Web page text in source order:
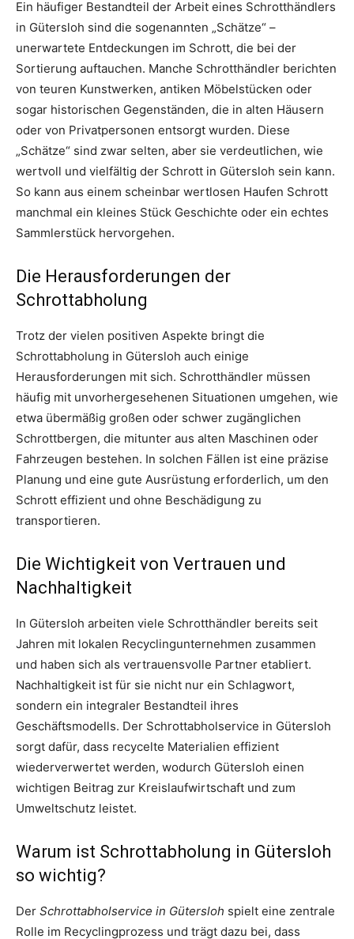
Ein häufiger Bestandteil der Arbeit eines Schrotthändlers
in Gütersloh sind die sogenannten „Schätze“ –
unerwartete Entdeckungen im Schrott, die bei der
Sortierung auftauchen. Manche Schrotthändler berichten
von teuren Kunstwerken, antiken Möbelstücken oder
sogar historischen Gegenständen, die in alten Häusern
oder von Privatpersonen entsorgt wurden. Diese
„Schätze“ sind zwar selten, aber sie verdeutlichen, wie
wertvoll und vielfältig der Schrott in Gütersloh sein kann.
So kann aus einem scheinbar wertlosen Haufen Schrott
manchmal ein kleines Stück Geschichte oder ein echtes
Sammlerstück hervorgehen.
Die Herausforderungen der
Schrottabholung
Trotz der vielen positiven Aspekte bringt die
Schrottabholung in Gütersloh auch einige
Herausforderungen mit sich. Schrotthändler müssen
häufig mit unvorhergesehenen Situationen umgehen, wie
etwa übermäßig großen oder schwer zugänglichen
Schrottbergen, die mitunter aus alten Maschinen oder
Fahrzeugen bestehen. In solchen Fällen ist eine präzise
Planung und eine gute Ausrüstung erforderlich, um den
Schrott effizient und ohne Beschädigung zu
transportieren.
Die Wichtigkeit von Vertrauen und
Nachhaltigkeit
In Gütersloh arbeiten viele Schrotthändler bereits seit
Jahren mit lokalen Recyclingunternehmen zusammen
und haben sich als vertrauensvolle Partner etabliert.
Nachhaltigkeit ist für sie nicht nur ein Schlagwort,
sondern ein integraler Bestandteil ihres
Geschäftsmodells. Der Schrottabholservice in Gütersloh
sorgt dafür, dass recycelte Materialien effizient
wiederverwertet werden, wodurch Gütersloh einen
wichtigen Beitrag zur Kreislaufwirtschaft und zum
Umweltschutz leistet.
Warum ist Schrottabholung in Gütersloh
so wichtig?
Der Schrottabholservice in Gütersloh spielt eine zentrale
Rolle im Recyclingprozess und trägt dazu bei, dass